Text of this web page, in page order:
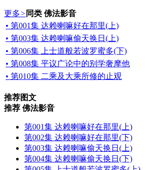
更多> 同类 佛法影音
• 第001集 达赖喇嘛好在那里(上)
• 第003集 达赖喇嘛偷天换日(上)
• 第006集 上士道般若波罗蜜多(下)
• 第008集 平议广论中的别学奢摩他
• 第010集 二乘及大乘所修的止观
推荐图文
推荐 佛法影音
第001集 达赖喇嘛好在那里(上)
第002集 达赖喇嘛好在那里(下)
第003集 达赖喇嘛偷天换日(上)
第004集 达赖喇嘛偷天换日(下)